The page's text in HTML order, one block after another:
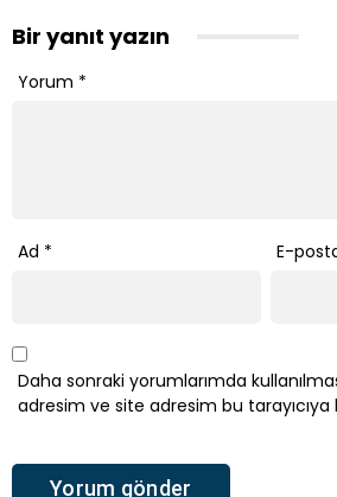
Bir yanıt yazın
Yorum *
Ad * E-
Daha sonraki yorumlarımda
adresim ve site adresim bu tarayıcıya